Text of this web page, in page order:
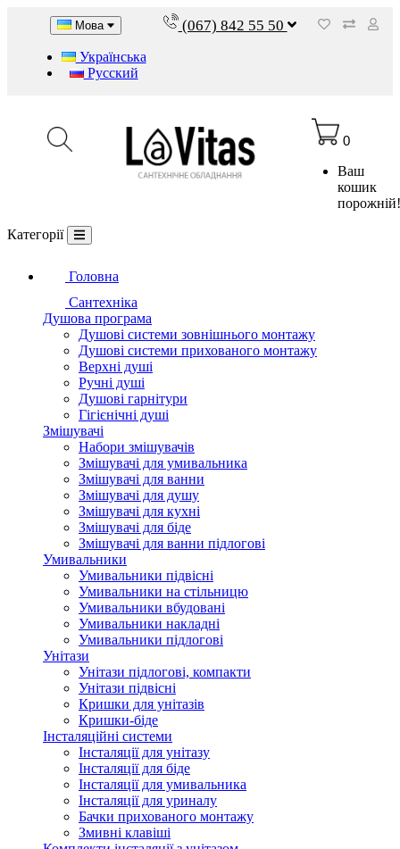
Мова
Українська
Русский
(067) 842 55 50
0
Ваш
кошик
Категорії
Головна
Сантехніка
Душова програма
Душові системи зовнішнього монтажу
Душові системи прихованого монтажу
Верхні душі
Ручні душі
Душові гарнітури
Гігієнічні душі
Змішувачі
Набори змішувачів
Змішувачі для умивальника
Змішувачі для ванни
Змішувачі для душу
Змішувачі для кухні
Змішувачі для біде
Змішувачі для ванни підлогові
Умивальники
Умивальники підвісні
Умивальники на стільницю
Умивальники вбудовані
Умивальники накладні
Умивальники підлогові
Унітази
Унітази підлогові, компакти
Унітази підвісні
Кришки для унітазів
Кришки-біде
Інсталяційні системи
Інсталяції для унітазу
Інсталяції для біде
Інсталяції для умивальника
Інсталяції для уриналу
Бачки прихованого монтажу
Змивні клавіші